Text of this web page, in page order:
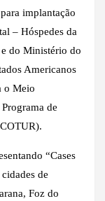
implantação
– Hóspedes da
do Ministério do
Americanos
o Meio
de
“Cases
de
Foz do